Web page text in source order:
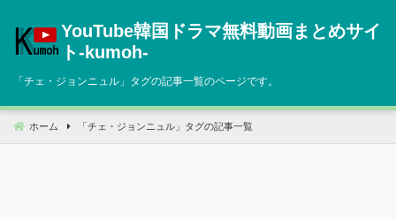
へ
動
YouTube韓国ドラマ無料動画まとめサイ
ト‐kumoh‐
「チェ・ジョンニュル 」タグの記事一覧のページです。
ホーム 「 チェ・ジョンニュル 」タグの記事一覧